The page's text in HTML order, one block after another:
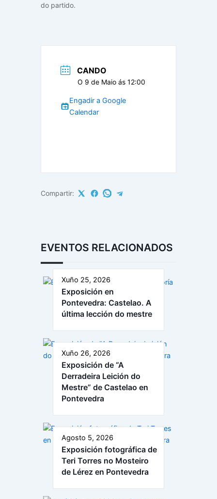
do partido.
CANDO
O 9 de Maio ás 12:00
Engadir a Google
Calendar
Compartir:
EVENTOS RELACIONADOS
Xuño 25, 2026
Exposición en
Pontevedra: Castelao. A
última lección do mestre
Xuño 26, 2026
Exposición de “A
Derradeira Leición do
Mestre” de Castelao en
Pontevedra
Agosto 5, 2026
Exposición fotográfica de
Teri Torres no Mosteiro
de Lérez en Pontevedra